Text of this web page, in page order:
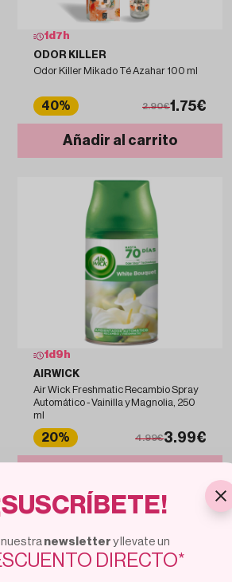
1 d 7 h
ODOR KILLER
Odor Killer Mikado Té Azahar 100 ml
40% 2.90€1.75€
Añadir al carrito
1 d 9 h
AIRWICK
Air Wick Freshmatic Recambio Spray
Automático - Vainilla y Magnolia, 250
ml
20% 4.99€3.99€
nuestra newsletter y llevate un
DIRECTO*